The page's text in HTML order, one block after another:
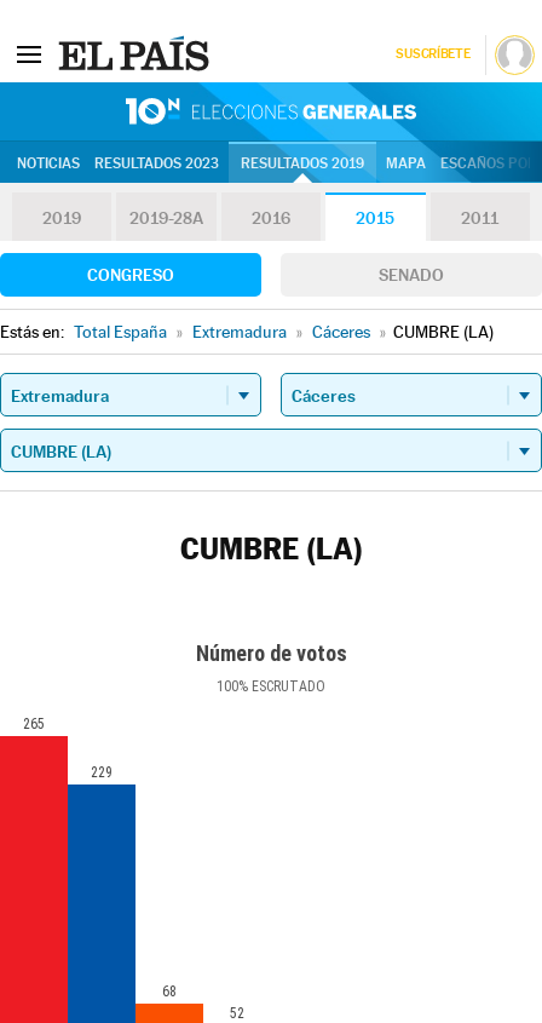
SUSCRÍBETE
NOTICIAS RESULTADOS 2023 RESULTADOS 2019 MAPA ESCAÑOS
2019 2019-28A 2016 2015 2011
CONGRESO SENADO
Estás en: Total España » Extremadura » Cáceres » CUMBRE (LA)
CUMBRE (LA)
Número de votos
100% ESCRUTADO
265
229
68
52